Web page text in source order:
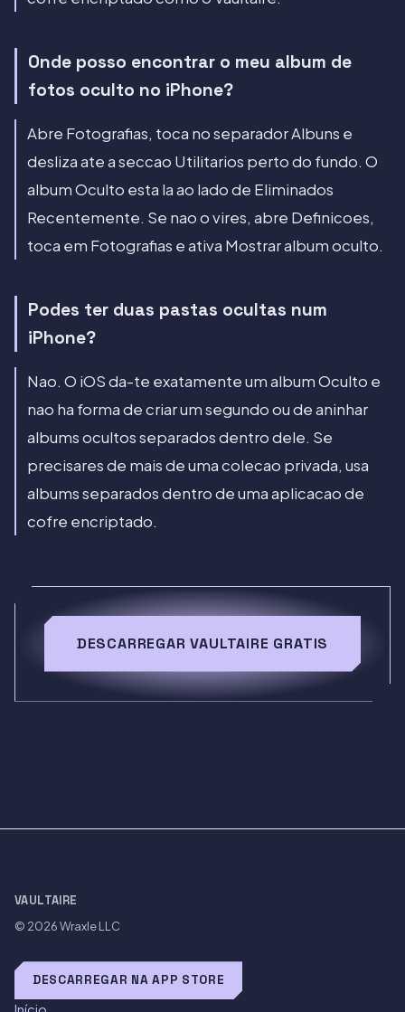
Onde posso encontrar o meu album de
fotos oculto no iPhone?
Abre Fotografias, toca no separador Albuns e
desliza ate a seccao Utilitarios perto do fundo. O
album Oculto esta la ao lado de Eliminados
Recentemente. Se nao o vires, abre Definicoes,
toca em Fotografias e ativa Mostrar album oculto.
Podes ter duas pastas ocultas num
iPhone?
Nao. O iOS da-te exatamente um album Oculto e
nao ha forma de criar um segundo ou de aninhar
albums ocultos separados dentro dele. Se
precisares de mais de uma colecao privada, usa
albums separados dentro de uma aplicacao de
cofre encriptado.
DESCARREGAR VAULTAIRE GRATIS
VAULTAIRE
© 2026Wraxle LLC
DESCARREGAR NA APP STORE